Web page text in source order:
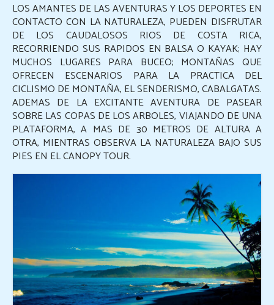
LOS AMANTES DE LAS AVENTURAS Y LOS DEPORTES EN
CONTACTO CON LA NATURALEZA, PUEDEN DISFRUTAR
DE LOS CAUDALOSOS RIOS DE COSTA RICA,
RECORRIENDO SUS RAPIDOS EN BALSA O KAYAK; HAY
MUCHOS LUGARES PARA BUCEO; MONTAÑAS QUE
OFRECEN ESCENARIOS PARA LA PRACTICA DEL
CICLISMO DE MONTAÑA, EL SENDERISMO, CABALGATAS.
ADEMAS DE LA EXCITANTE AVENTURA DE PASEAR
SOBRE LAS COPAS DE LOS ARBOLES, VIAJANDO DE UNA
PLATAFORMA, A MAS DE 30 METROS DE ALTURA A
OTRA, MIENTRAS OBSERVA LA NATURALEZA BAJO SUS
PIES EN EL CANOPY TOUR.